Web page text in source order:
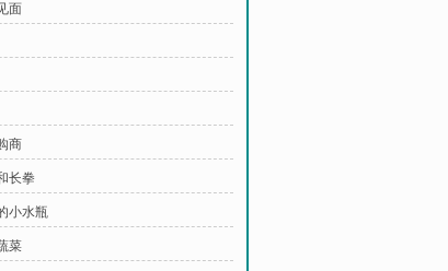
面
商
长拳
小水瓶
菜